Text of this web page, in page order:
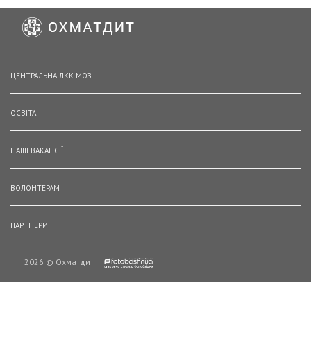
ЦЕНТРАЛЬНА ЛКК МОЗ
ОСВІТА
НАШІ ВАКАНСІЇ
ВОЛОНТЕРАМ
ПАРТНЕРИ
2026 © Охматдит